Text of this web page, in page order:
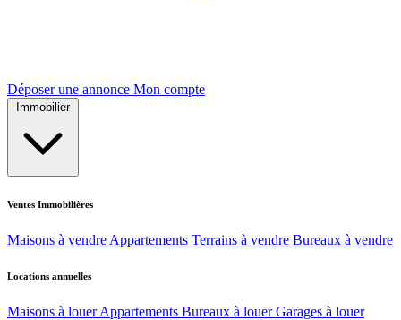
Déposer une annonce Mon compte
Immobilier
Ventes Immobilières
Maisons à vendre Appartements Terrains à vendre Bureaux à vendre
Locations annuelles
Maisons à louer Appartements Bureaux à louer Garages à louer